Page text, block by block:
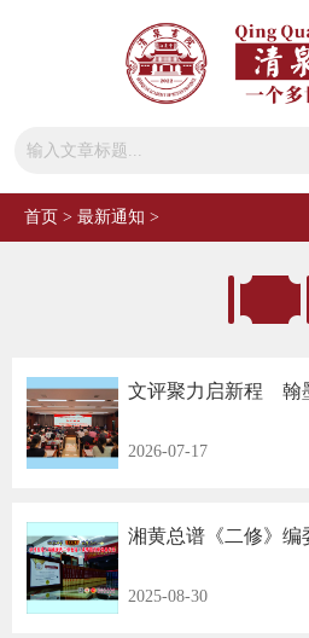
首页 > 最新通知 >
文评聚力启新程 翰
2026-07-17
湘黄总谱《二修》编
2025-08-30